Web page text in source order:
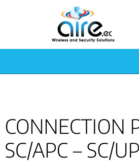
CONNECTION
SC/APC – SC/